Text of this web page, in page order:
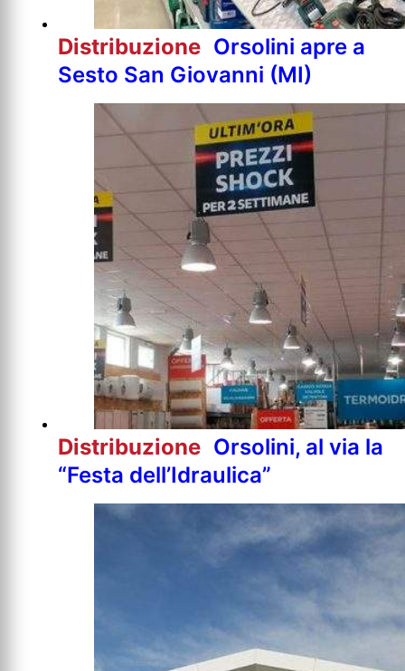
Distribuzione Orsolini apre a
Sesto San Giovanni (MI)
Distribuzione Orsolini, al via la
“Festa dell’Idraulica”